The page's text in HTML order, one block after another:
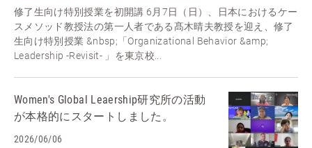
修了生向け特別授業を初開講 6月7日（日）、日本におけるケー
スメソッド教授法の第一人者である髙木晴夫教授を迎え、修了
生向け特別授業 &nbsp;「Organizational Behavior &amp;
Leadership -Revisit- 」を東京校...
Women's Global Leaership研究所の活動
が本格的にスタートしました。
2026/06/06